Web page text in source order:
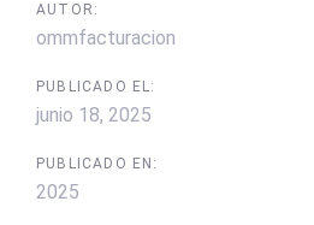
AUTOR:
ommfacturacion
PUBLICADO EL:
junio 18, 2025
PUBLICADO EN:
2025